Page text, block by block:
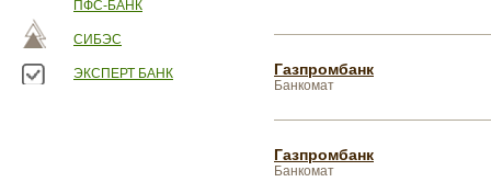
ПФС-БАНК
СИБЭС
ЭКСПЕРТ БАНК Газпромбанк
Банкомат
Газпромбанк
Банкомат